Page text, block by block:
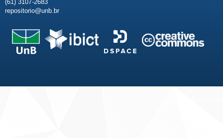
(61) 3107-2683
repositorio@unb.br